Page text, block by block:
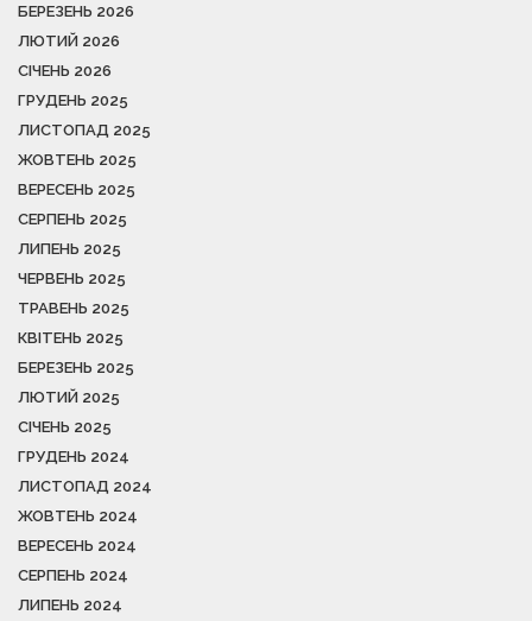
БЕРЕЗЕНЬ 2026
ЛЮТИЙ 2026
СІЧЕНЬ 2026
ГРУДЕНЬ 2025
ЛИСТОПАД 2025
ЖОВТЕНЬ 2025
ВЕРЕСЕНЬ 2025
СЕРПЕНЬ 2025
ЛИПЕНЬ 2025
ЧЕРВЕНЬ 2025
ТРАВЕНЬ 2025
КВІТЕНЬ 2025
БЕРЕЗЕНЬ 2025
ЛЮТИЙ 2025
СІЧЕНЬ 2025
ГРУДЕНЬ 2024
ЛИСТОПАД 2024
ЖОВТЕНЬ 2024
ВЕРЕСЕНЬ 2024
СЕРПЕНЬ 2024
ЛИПЕНЬ 2024